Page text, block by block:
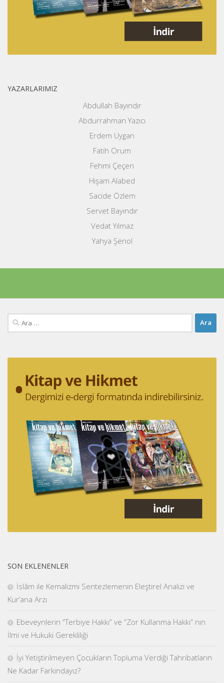
YAZARLARIMIZ
Abdullah Bayındır
Abdurrahman Yazıcı
Erdem Uygan
Fatih Orum
Fehmi Çeçen
Hişam Alabed
Sacide Özlem
Servet Bayındır
Vedat Yılmaz
Yahya Şenol
Arama:
SON EKLENENLER
İslâm ile Kemalizmi Sentezlemenin Eleştirel Analizi ve
Kur’ana Arzı
Ebeveynlerin “Terbiye Hakkı” ve “Zor Kullanma Hakkı” nın
İlmi ve Hukuki Gerekliliği
İyi Yetiştirilmeyen Çocukların Topluma Verdiği Tahribatların
Ne Kadar Farkındayız?